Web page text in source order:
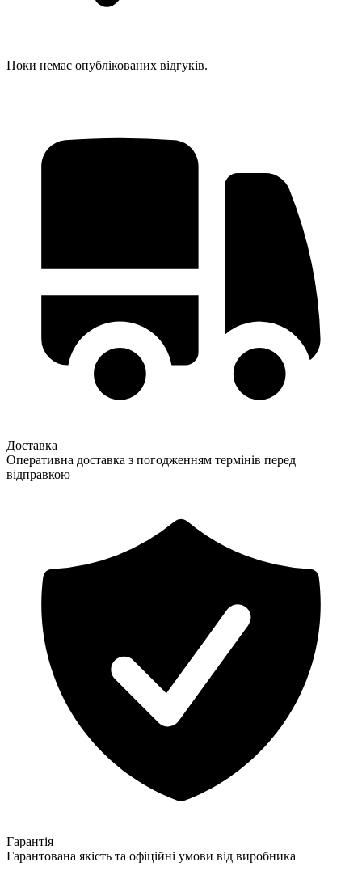
Поки немає опублікованих відгуків.
Доставка
Оперативна доставка з погодженням термінів перед
відправкою
Гарантія
Гарантована якість та офіційні умови від виробника